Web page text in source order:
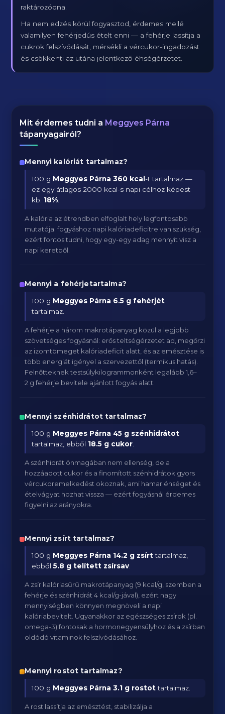
raktározódna.
Ha nem edzés körül fogyasztod, érdemes mellé
valamilyen fehérjedús ételt enni — a fehérje lassítja a
cukrok felszívódását, mérsékli a vércukor-ingadozást
és csökkenti az utána jelentkező éhségérzetet.
Mit érdemes tudni a Meggyes Párna
tápanyagairól?
Mennyi kalóriát tartalmaz?
100 g Meggyes Párna 360 kcal-t tartalmaz —
ez egy átlagos 2000 kcal-s napi célhoz képest
kb. 18%
A kalória az étrendben elfoglalt hely legfontosabb
mutatója: fogyáshoz napi kalóriadeficitre van szükség,
ezért fontos tudni, hogy egy-egy adag mennyit visz a
napi keretből.
Mennyi a fehérjetartalma?
100 g Meggyes Párna 6.5 g fehérjét
tartalmaz.
A fehérje a három makrotápanyag közül a legjobb
szövetséges fogyásnál: erős teltségérzetet ad, megőrzi
az izomtömeget kalóriadeficit alatt, és az emésztése is
több energiát igényel a szervezettől (termikus hatás).
Felnőtteknek testsúlykilogrammonként legalább 1,6–
2 g fehérje bevitele ajánlott fogyás alatt.
Mennyi szénhidrátot tartalmaz?
100 g Meggyes Párna 45 g szénhidrátot
tartalmaz, ebből 18.5 g cukor
A szénhidrát önmagában nem ellenség, de a
hozzáadott cukor és a finomított szénhidrátok gyors
vércukoremelkedést okoznak, ami hamar éhséget és
ételvágyat hozhat vissza — ezért fogyásnál érdemes
figyelni az arányokra.
Mennyi zsírt tartalmaz?
100 g Meggyes Párna 14.2 g zsírttartalmaz,
ebből5.8 g telített zsírsav
A zsír kalóriasűrű makrotápanyag (9 kcal/g, szemben a
fehérje és szénhidrát 4 kcal/g-jával), ezért nagy
mennyiségben könnyen megnöveli a napi
kalóriabevitelt. Ugyanakkor az egészséges zsírok (pl.
omega-3) fontosak a hormonegyensúlyhoz és a zsírban
oldódó vitaminok felszívódásához.
Mennyi rostot tartalmaz?
100 g Meggyes Párna 3.1 g rostottartalmaz.
A rost lassítja az emésztést, stabilizálja a